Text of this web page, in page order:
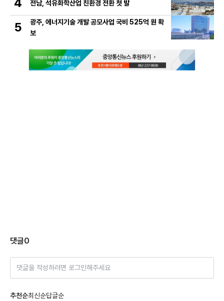
전남, 석유화학산업 친환경 전환 첫 발
5
광주, 에너지기술 개발 공모사업 국비 525억 원 확
보
댓글0
댓글을 작성하려면 로그인해주세요
추천순최신순답글순